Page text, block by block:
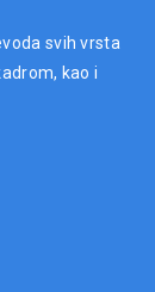
svih vrsta
kao i